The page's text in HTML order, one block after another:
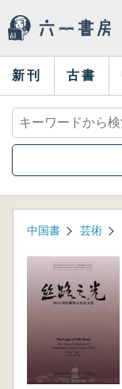
新刊 古書
中国書 芸術